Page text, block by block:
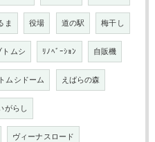
ま 役場 道の駅 梅干し
トムシ ﾘﾉﾍﾞｰｼｮﾝ 自販機
ムシドーム えばらの森
がらし
ヴィーナスロード